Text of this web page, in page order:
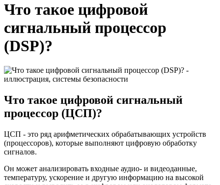
Что такое цифровой
сигнальный процессор
(DSP)?
Что такое цифровой сигнальный
процессор (ЦСП)?
ЦСП - это ряд арифметических обрабатывающих устройств
(процессоров), которые выполняют цифровую обработку
сигналов.
Он может анализировать входные аудио- и видеоданные,
температуру, ускорение и другую информацию на высокой